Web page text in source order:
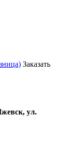
Заказать
ул.